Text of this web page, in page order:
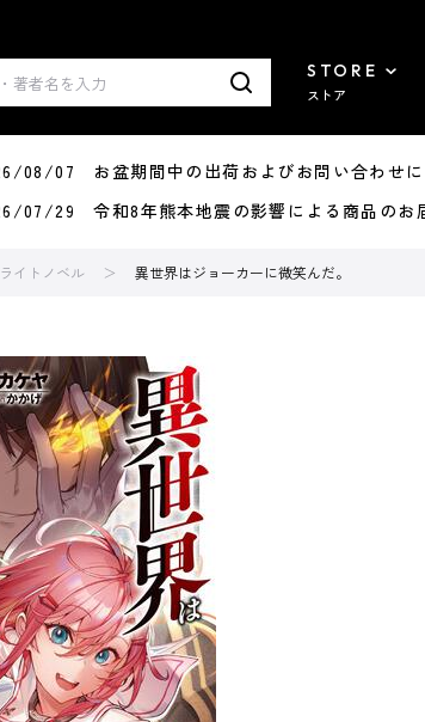
STORE
ストア
08/07 お盆期間中の出荷およびお問い合わせに
07/29 令和8年熊本地震の影響による商品のお
ライトノベル 異世界はジョーカーに微笑んだ。